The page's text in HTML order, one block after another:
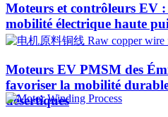
Moteurs et contrôleurs EV :
mobilité électrique haute
Moteurs EV PMSM des
favoriser la mobilité
désertiques